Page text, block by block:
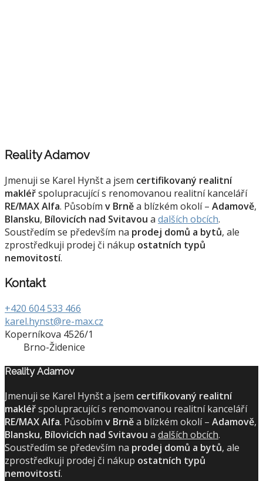
Reality Adamov
Jmenuji se Karel Hynšt a jsem certifikovaný realitní
makléřspolupracující s renomovanou realitní kanceláří
RE/MAX Alfa. Působím v Brněa blízkém okolí – Adamově,
Blansku, Bílovicích nad Svitavou a dalších obcích.
Soustředím se především na prodej domů a bytů, ale
zprostředkuji prodej či nákup ostatních typů
nemovitostí.
Kontakt
+420 604 533 466
karel.hynst@re-max.cz
Koperníkova 4526/1
Brno-Židenice
Reality Adamov
Jmenuji se Karel Hynšt a jsem certifikovaný realitní
makléřspolupracující s renomovanou realitní kanceláří
RE/MAX Alfa. Působím v Brněa blízkém okolí – Adamově,
Blansku, Bílovicích nad Svitavou a dalších obcích.
Soustředím se především na prodej domů a bytů, ale
zprostředkuji prodej či nákup ostatních typů
nemovitostí.